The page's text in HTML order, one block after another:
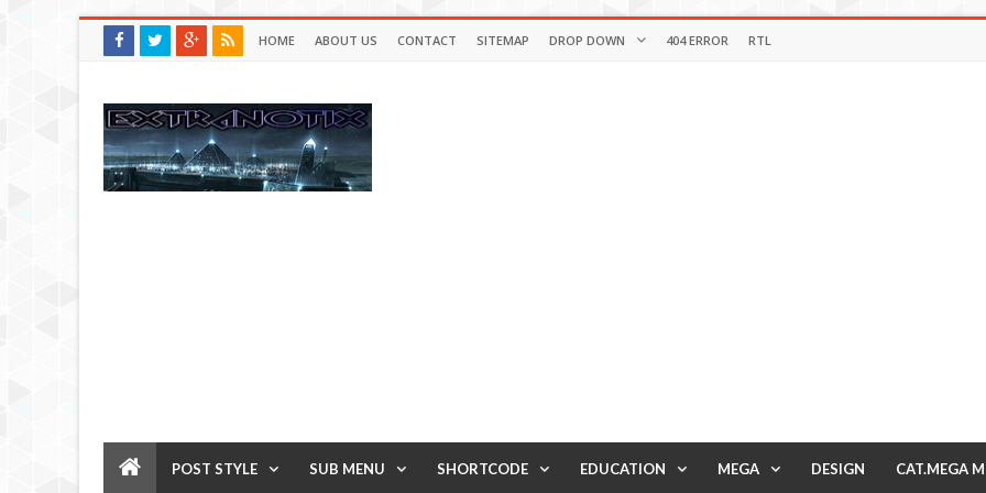
HOME ABOUT US CONTACT SITEMAP DROP DOWN 404 ERROR RTL
POST STYLE SUB MENU SHORTCODE EDUCATION MEGA DESIGN CAT.MEGA